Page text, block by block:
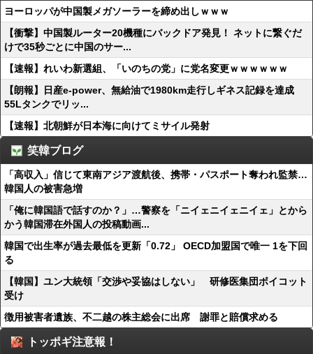
ヨーロッパが中国製メガソーラーを締め出しｗｗｗ
【衝撃】中国製ルーター20機種にバックドア発見！ ネットに繋ぐだ
けで35秒ごとに中国のサー...
【速報】れいわ新選組、「いのちの党」に党名変更ｗｗｗｗｗｗ
【朗報】日産e-power、無給油で1980km走行しギネス記録を達成
55Lタンクでリッ...
【速報】北朝鮮が日本海に向けてミサイル発射
笑韓ブログ
「高収入」信じて東南アジア渡航後、携帯・パスポート奪われ監禁…
韓国人の被害急増
「俺に韓国語で話すのか？」…警察を「ニイェニイェニイェ」とから
かう韓国滞在外国人の投稿動画...
韓国で出生率が過去最低を更新「0.72」 OECD加盟国で唯一 1を下回
る
【韓国】ユン大統領「交渉や妥協はしない」 研修医集団ボイコット
受け
徴用被害者遺族、不二越の株主総会に出席 謝罪と賠償求める
トッポギ注意報！